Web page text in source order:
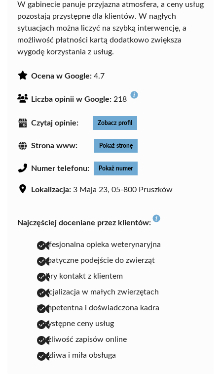
W gabinecie panuje przyjazna atmosfera, a ceny usług
pozostają przystępne dla klientów. W nagłych
sytuacjach można liczyć na szybką interwencję, a
możliwość płatności kartą dodatkowo zwiększa
wygodę korzystania z usług.
Ocena w Google: 4.7
Liczba opinii w Google: 218
Czytaj opinie: Zobacz profil
Strona www: Pokaż stronę
Numer telefonu: Pokaż numer
Lokalizacja: 3 Maja 23, 05-800 Pruszków
Najczęściej doceniane przez klientów:
profesjonalna opieka weterynaryjna
empatyczne podejście do zwierząt
dobry kontakt z klientem
specjalizacja w małych zwierzętach
kompetentna i doświadczona kadra
przystępne ceny usług
możliwość zapisów online
życzliwa i miła obsługa